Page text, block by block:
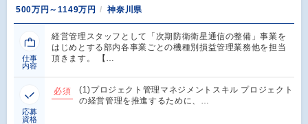
500万円～1149万円
神奈川県
仕事
内容
経営管理スタッフとして「次期防衛衛星通信の整備」事業を
はじめとする部内各事業ごとの機種別損益管理業務他を担当
頂きます。 【…
応募
資格
必須
(1)プロジェクト管理マネジメントスキル プロジェクト
の経営管理を推進するために、…